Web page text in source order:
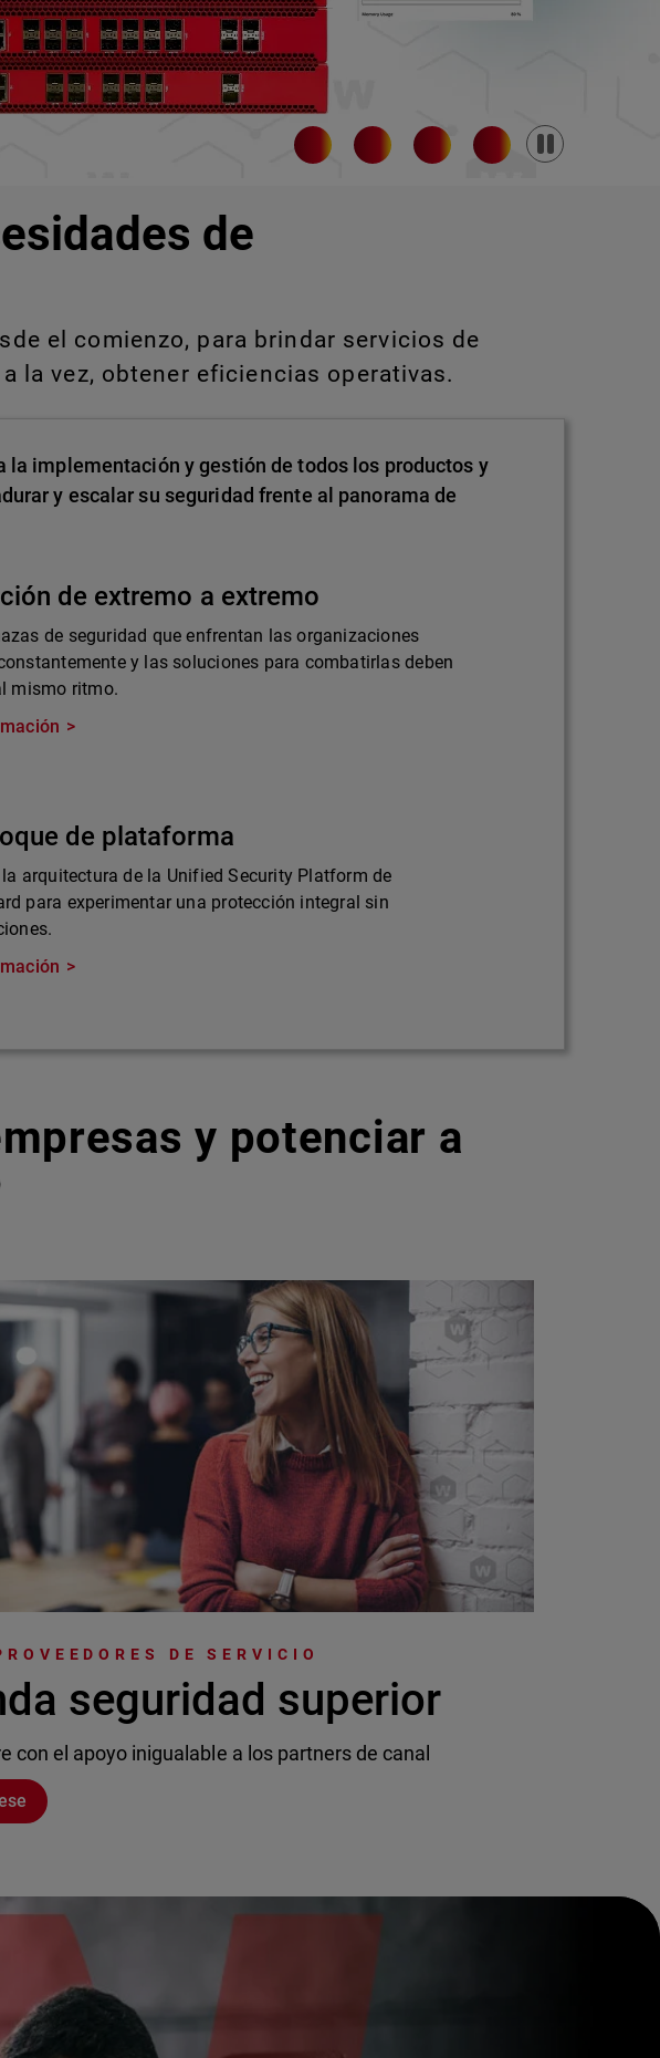
Pause
de
el comienzo, para brindar servicios de
la vez, obtener eficiencias operativas.
la implementación y gestión de todos los productos y
y escalar su seguridad frente al panorama de
de extremo a extremo
de seguridad que enfrentan las organizaciones
y las soluciones para combatirlas deben
mismo ritmo.
de plataforma
la arquitectura de la Unified Security Platform de
para experimentar una protección integral sin
y potenciar a
DE SERVICIO
seguridad superior
con el apoyo inigualable a los partners de canal